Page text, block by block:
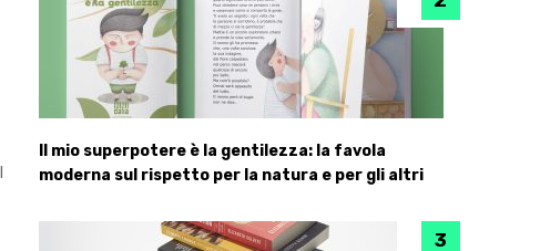
Il mio superpotere è la gentilezza: la favola
moderna sul rispetto per la natura e per gli altri